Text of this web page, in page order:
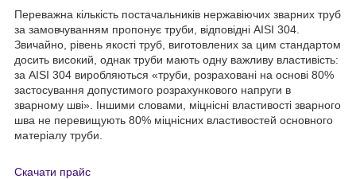
Переважна кількість постачальників нержавіючих зварних труб
за замовчуванням пропонує труби, відповідні AISI 304.
Звичайно, рівень якості труб, виготовлених за цим стандартом
досить високий, однак труби мають одну важливу властивість:
за AISI 304 виробляються «труби, розраховані на основі 80%
застосування допустимого розрахункового напруги в
зварному шві». Іншими словами, міцнісні властивості зварного
шва не перевищують 80% міцнісних властивостей основного
матеріалу труби.
Скачати прайс